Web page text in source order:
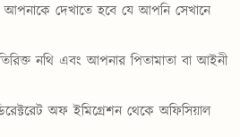
দেখাতে হবে যে আপনি সেখানে
নথি এবং আপনার পিতামাতা বা আইনী
অফ ইমিগ্রেশন থেকে অফিসিয়াল